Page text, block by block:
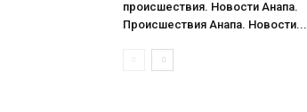
происшествия. Новости Анапа.
Происшествия Анапа. Новости...